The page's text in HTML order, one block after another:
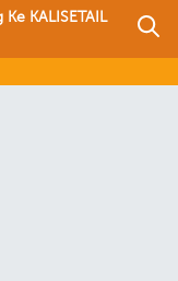
KALISETAIL